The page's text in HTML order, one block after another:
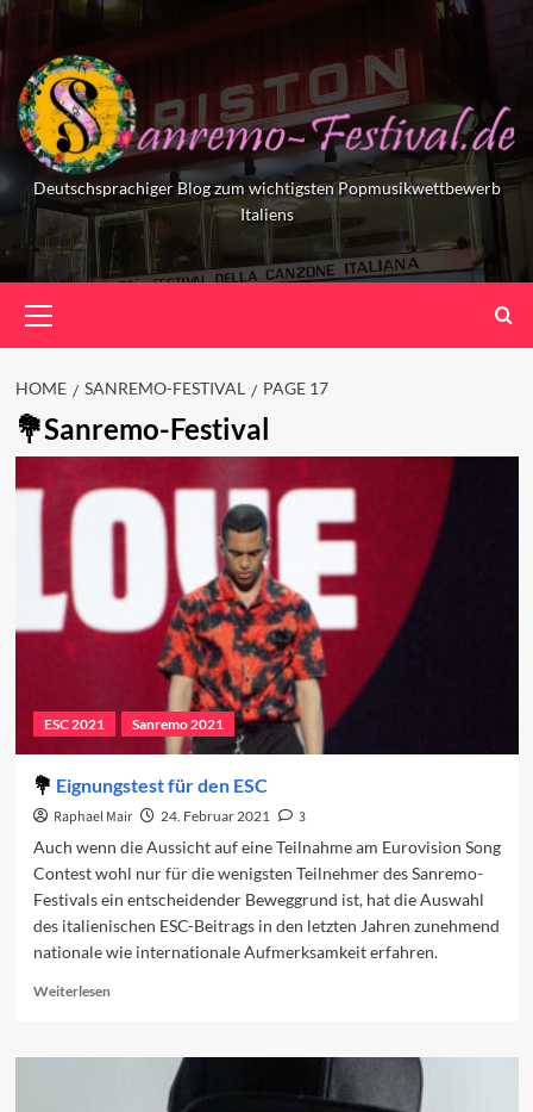
Skip
to
content
Deutschsprachiger Blog zum wichtigsten Popmusikwettbewerb
Italiens
Menu
HOME SANREMO-FESTIVAL PAGE 17
Sanremo-Festival
ESC 2021 Sanremo 2021
Eignungstest für den ESC
Raphael Mair 24. Februar 2021
3
Auch wenn die Aussicht auf eine Teilnahme am Eurovision Song
Contest wohl nur für die wenigsten Teilnehmer des Sanremo-
Festivals ein entscheidender Beweggrund ist, hat die Auswahl
des italienischen ESC-Beitrags in den letzten Jahren zunehmend
nationale wie internationale Aufmerksamkeit erfahren.
WeiterlesenRead
Eignungstest